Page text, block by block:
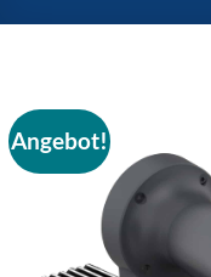
Angebot!